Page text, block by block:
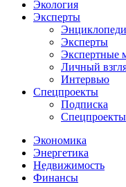
Экология
Эксперты
Эксперты
Экспертные
Личный
Интервью
Спецпроекты
Подписка
Спецпроекты
Экономика
Энергетика
Недвижимость
Финансы